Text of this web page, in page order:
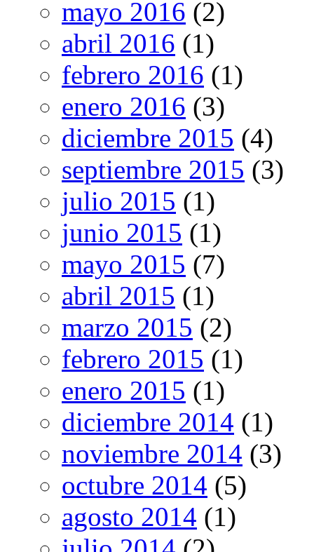
mayo 2016 (2)
abril 2016 (1)
febrero 2016 (1)
enero 2016 (3)
diciembre 2015 (4)
septiembre 2015 (3)
julio 2015 (1)
junio 2015 (1)
mayo 2015 (7)
abril 2015 (1)
marzo 2015 (2)
febrero 2015 (1)
enero 2015 (1)
diciembre 2014 (1)
noviembre 2014 (3)
octubre 2014 (5)
agosto 2014 (1)